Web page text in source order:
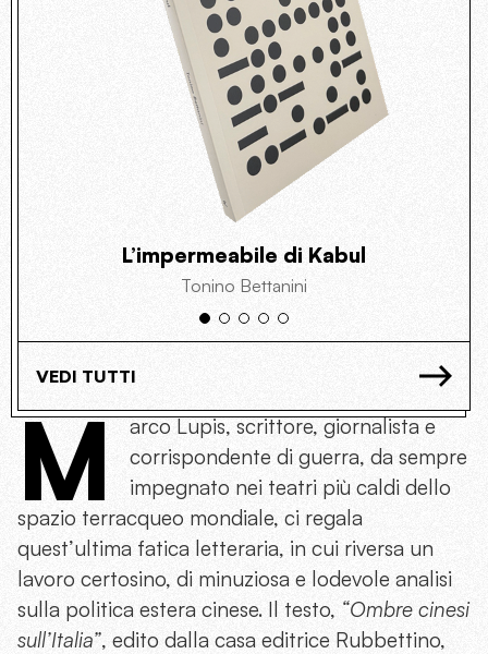
L’impermeabile di Kabul
Tonino Bettanini
VEDI TUTTI
M
arco Lupis, scrittore, giornalista e
corrispondente di guerra, da sempre
impegnato nei teatri più caldi dello
spazio terracqueo mondiale, ci regala
quest’ultima fatica letteraria, in cui riversa un
lavoro certosino, di minuziosa e lodevole analisi
sulla politica estera cinese. Il testo, “Ombre cinesi
sull’Italia”, edito dalla casa editrice Rubbettino,